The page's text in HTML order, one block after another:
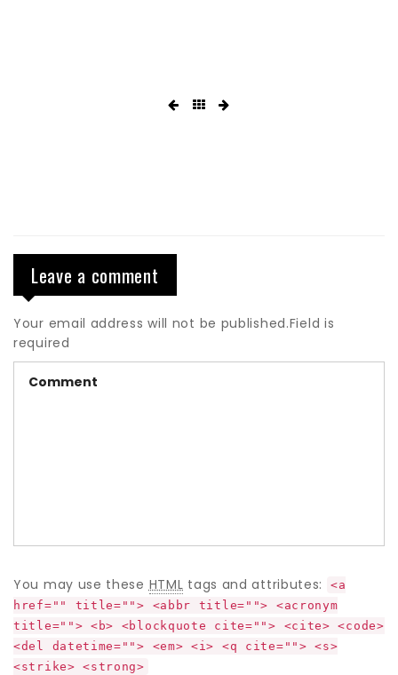
Leave a comment
Your email address will not be published.Field is
required
You may use theseHTML tags and attributes:
<a
href="" title=""> <abbr title=""> <acronym
title=""> <b> <blockquote cite=""> <cite> <code>
<del datetime=""> <em> <i> <q cite=""> <s>
<strike> <strong>